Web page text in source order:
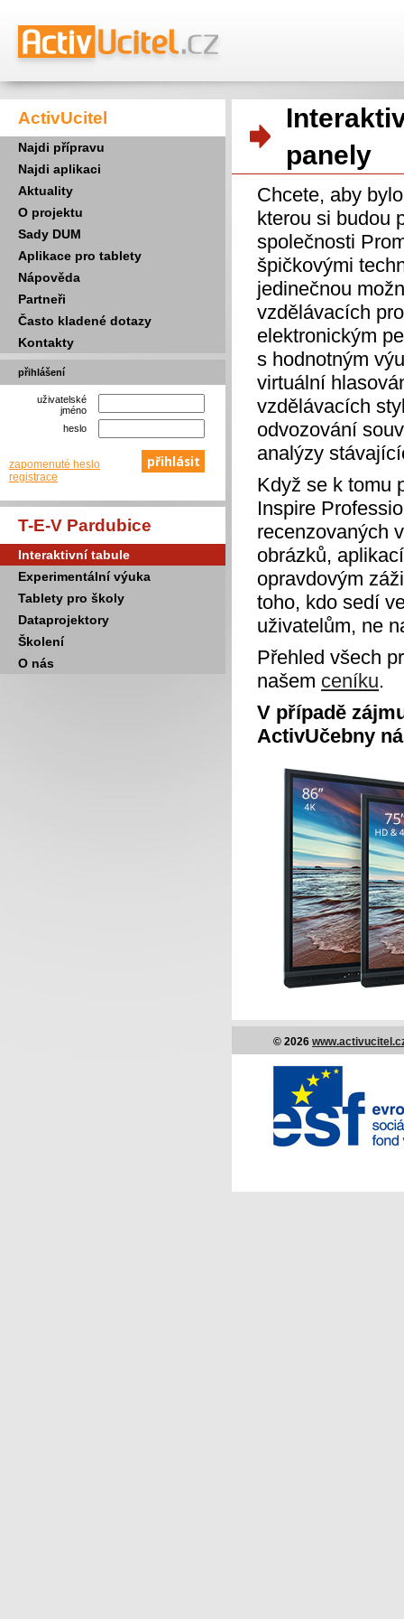
ActivUcitel
Najdi přípravu
Najdi aplikaci
Aktuality
O projektu
Sady DUM
Aplikace pro tablety
Nápověda
Partneři
Často kladené dotazy
Kontakty
přihlášení
uživatelské
jméno
heslo
zapomenuté heslo
registrace
T-E-V Pardubice
Interaktivní tabule
Experimentální výuka
Tablety pro školy
Dataprojektory
Školení
O nás
panely
Chcete, aby
kterou si budou
společnosti
špičkovými
jedinečnou
vzdělávacích
elektronickým
s hodnotným
virtuální
vzdělávacích
odvozování
analýzy
Když se k tomu
Inspire
recenzovaných
obrázků,
opravdovým
toho, kdo sedí
uživatelům, ne
Přehled všech
našem ceníku.
V případě
ActivUčebny
© 2026